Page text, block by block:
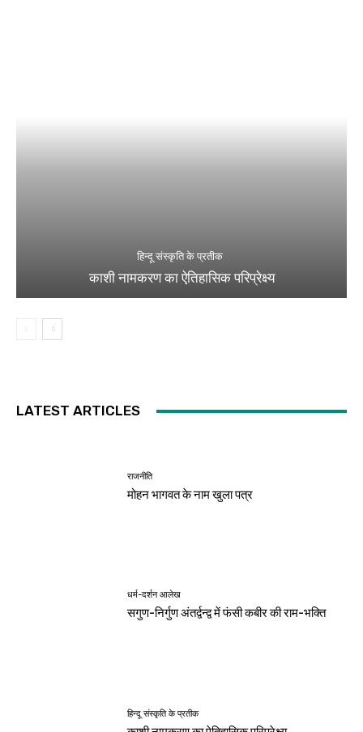
हिन्दू संस्कृति के प्रतीक
काशी नामकरण का ऐतिहासिक परिप्रेक्ष्य
LATEST ARTICLES
राजनीति
मोहन भागवत के नाम खुला पत्र
धर्म-दर्शन आलेख
सगुण-निर्गुण अंतर्द्वन्द्व में फंसी कबीर की राम-भक्ति
हिन्दू संस्कृति के प्रतीक